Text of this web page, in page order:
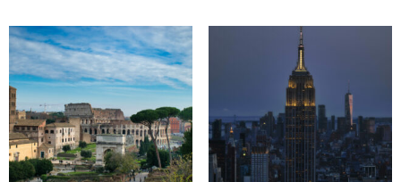
50,00€
múltiples
variantes.
Las
opciones
se
pueden
elegir
en
elegir
en